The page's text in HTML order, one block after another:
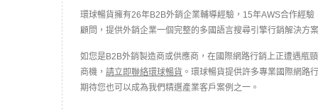
環球暢貨擁有26年B2B外銷企業輔導經驗，15年AWS合作經
顧問，提供外銷企業一個完整的多國語言搜尋引擎行銷解決方
如您是B2B外銷製造商或供應商，在國際網路行銷上正遭遇瓶
商機， 請立即聯絡環球暢貨 。環球暢貨提供許多專業國際網路
期待您也可以成為我們精選產業客戶案例之一。